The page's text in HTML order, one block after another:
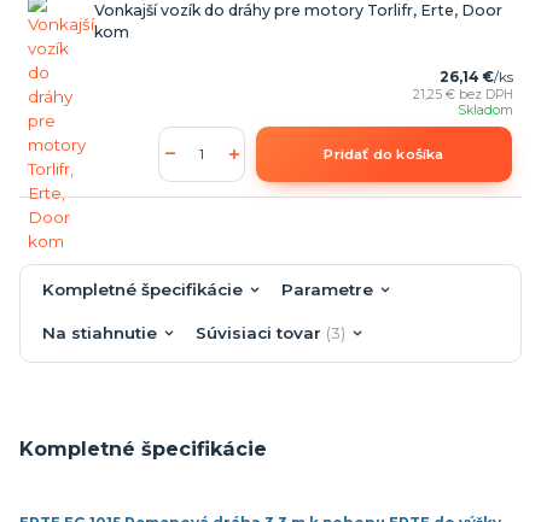
Vonkajší vozík do dráhy pre motory Torlifr, Erte, Door
kom
26,14 €/ks
21,25 € bez DPH
Skladom
Pridať do košíka
Kompletné špecifikácie Parametre
Na stiahnutie Súvisiaci tovar 3
Kompletné špecifikácie